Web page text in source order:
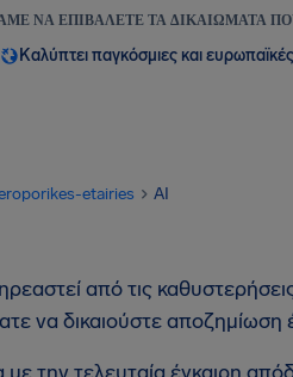
ΝΑ ΕΠΙΒΆΛΕΤΕ ΤΑ ΔΙΚΑΙΏΜΑΤΑ
Καλύπτει παγκόσμιες και
etairies AI
από τις
να δικαιούστε